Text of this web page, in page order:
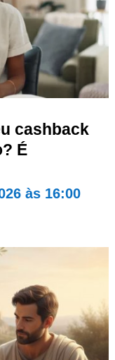
cashback
É
às 16:00